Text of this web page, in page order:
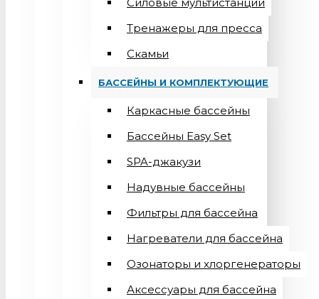
Тренажеры для пресса
Скамьи
БАССЕЙНЫ И КОМПЛЕКТУЮЩИЕ
Каркасные бассейны
Бассейны Easy Set
SPA-джакузи
Надувные бассейны
Фильтры для бассейна
Нагреватели для бассейна
Озонаторы и хлоргенераторы
Аксессуары для бассейна